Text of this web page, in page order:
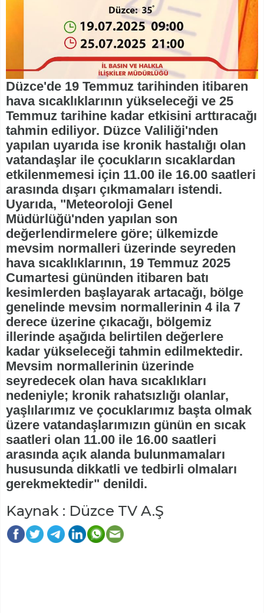
Düzce'de 19 Temmuz tarihinden itibaren
hava sıcaklıklarının yükseleceği ve 25
Temmuz tarihine kadar etkisini arttıracağı
tahmin ediliyor. Düzce Valiliği'nden
yapılan uyarıda ise kronik hastalığı olan
vatandaşlar ile çocukların sıcaklardan
etkilenmemesi için 11.00 ile 16.00 saatleri
arasında dışarı çıkmamaları istendi.
Uyarıda, "Meteoroloji Genel
Müdürlüğü'nden yapılan son
değerlendirmelere göre; ülkemizde
mevsim normalleri üzerinde seyreden
hava sıcaklıklarının, 19 Temmuz 2025
Cumartesi gününden itibaren batı
kesimlerden başlayarak artacağı, bölge
genelinde mevsim normallerinin 4 ila 7
derece üzerine çıkacağı, bölgemiz
illerinde aşağıda belirtilen değerlere
kadar yükseleceği tahmin edilmektedir.
Mevsim normallerinin üzerinde
seyredecek olan hava sıcaklıkları
nedeniyle; kronik rahatsızlığı olanlar,
yaşlılarımız ve çocuklarımız başta olmak
üzere vatandaşlarımızın günün en sıcak
saatleri olan 11.00 ile 16.00 saatleri
arasında açık alanda bulunmamaları
hususunda dikkatli ve tedbirli olmaları
gerekmektedir" denildi.
Kaynak : Düzce TV A.Ş